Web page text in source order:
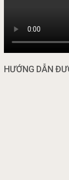
HƯỚNG DẪN